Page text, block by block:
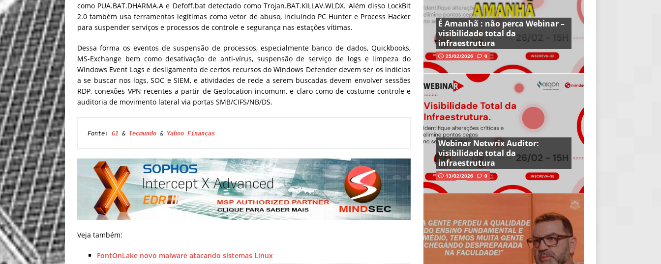
como PUA.BAT.DHARMA.A e Defoff.bat detectado como Trojan.BAT.KILLAV.WLDX. Além disso LockBit
2.0 também usa ferramentas legitimas como vetor de abuso, incluindo PC Hunter e Process Hacker
para suspender serviços e processos de controle e segurança nas estações vítimas.
Dessa forma os eventos de suspensão de processos, especialmente banco de dados, Quickbooks,
MS-Exchange bem como desativação de anti-vírus, suspensão de serviço de logs e limpeza do
Windows Event Logs e desligamento de certos recursos do Windows Defender devem ser os indícios
a se buscar nos logs, SOC e SIEM, e atividades de rede a serem buscadas devem envolver sessões
RDP, conexões VPN recentes a partir de Geolocation incomum, e claro como de costume controle e
auditoria de movimento lateral via portas SMB/CIFS/NB/DS.
Fonte: G1 & Tecmundo & Yahoo Finanças
Veja também:
FontOnLake novo malware atacando sistemas Linux
É Amanhã : não perca Webinar –
visibilidade total da
infraestrutura
25/02/2026 0
Webinar Netwrix Auditor:
visibilidade total da
infraestrutura
13/02/2026 0